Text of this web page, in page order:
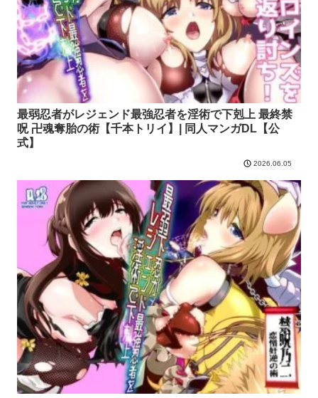
最弱忍者がレジェンド最強忍者を淫術で下剋上 最終禁
呪 卍魂奪胎の術【千本トリイ】| 同人マンガDL【公
式】
2026.06.05